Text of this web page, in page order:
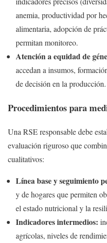
anemia, productividad por
alimentaria, adopción de
permitan monitoreo.
Atención a equidad de
accedan a insumos,
de decisión en la producción.
Procedimientos para
Una RSE responsable debe
evaluación riguroso que
cualitativos:
Línea base y seguimiento
y de hogares que permiten
el estado nutricional y la
Indicadores intermedios:
agrícolas, niveles de